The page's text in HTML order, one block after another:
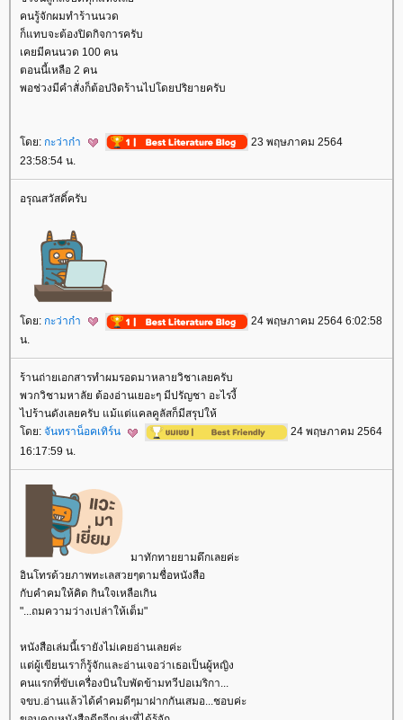
คนรู้จักผมทำร้านนวด
ก็แทบจะต้องปิดกิจการครับ
เคยมีคนนวด 100 คน
ตอนนี้เหลือ 2 คน
พอช่วงมีคำสั่งก็ต้อปงิดร้านไปโดยปริยายครับ
ดย: กะว่าก๋า
23 พฤษภาคม 2564
23:58:54 น.
อรุณสวัสดิ์ครับ
ดย: กะว่าก๋า
24 พฤษภาคม 2564 6:02:58
น.
ร้านถ่ายเอกสารทำผมรอดมาหลายวิชาเลยครับ
พวกวิชามหาลัย ต้องอ่านเยอะๆ มีปรัญชา อะไรงี้
ไปร้านดังเลยครับ แม้แต่แคลคูลัสก็มีสรุปให้
ดย: จันทราน็อคเทิร์น
24 พฤษภาคม 2564
16:17:59 น.
มาทักทายยามดึกเลยค่ะ
อินโทรด้วยภาพทะเลสวยๆตามชื่อหนังสือ
กับคำคมให้คิด กินใจเหลือเกิน
"...ถมความว่างเปล่าให้เต็ม"
หนังสือเล่มนี้เรายังไม่เคยอ่านเลยค่ะ
ต่ผู้เขียนเราก็รู้จักและอ่านเจอว่าเธอเป็นผู้หญิง
คนแรกที่ขับเครื่องบินใบพัดข้ามทวีปอเมริกา...
จขบ.อ่านแล้วได้คำคมดีๆมาฝากกันเสมอ...ชอบค่ะ